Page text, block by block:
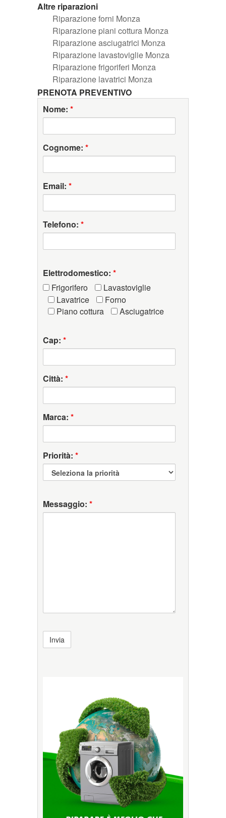
Altre riparazioni
Riparazione forni Monza
Riparazione piani cottura Monza
Riparazione asciugatrici Monza
Riparazione lavastoviglie Monza
Riparazione frigoriferi Monza
Riparazione lavatrici Monza
PRENOTA PREVENTIVO
Nome: *
Cognome: *
Email: *
Telefono: *
Elettrodomestico: *
Frigorifero
Lavastoviglie
Lavatrice
Forno
Piano cottura
Asciugatrice
Cap: *
Città: *
Marca: *
Priorità: *
Messaggio: *